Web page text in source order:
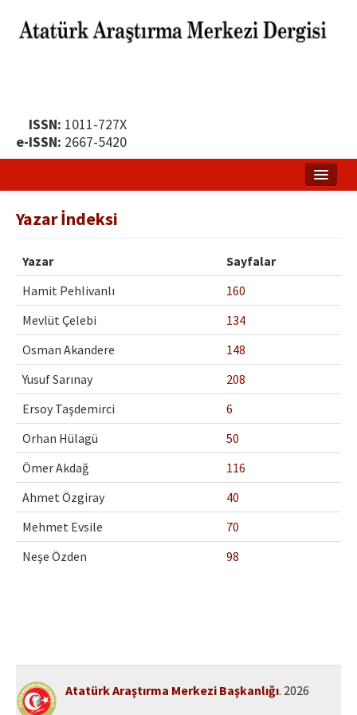
ISSN: 1011-727X
e-ISSN: 2667-5420
Yayın Politikası
Dergi Kurulları
Yayın İlkeleri
Etik İlkeler
Yazar Rehberi
Hakem Rehberi
İletişim
Yazar İndeksi
Yazar
Sayfalar
Hamit Pehlivanlı
160
Mevlüt Çelebi
134
Osman Akandere
148
Yusuf Sarınay
208
Ersoy Taşdemirci
6
Orhan Hülagü
50
Ömer Akdağ
116
Ahmet Özgiray
40
Mehmet Evsile
70
Neşe Özden
98
Atatürk Araştırma Merkezi Başkanlığı. 2026